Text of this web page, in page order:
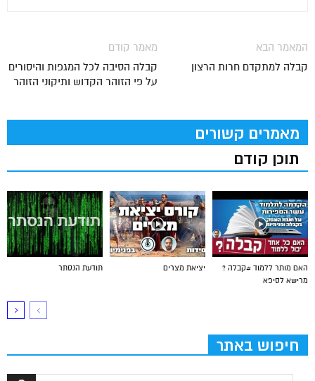
מאמר קודם
קבלה הסיבה לכל המגפות והיסורים
על פי הזוהר הקדוש ותיקוני הזוהר
המאמר הבא
קבלה למתקדם חרות הרצון
מאמרים קשורים
תוכן קודם
תודעת הנסתר יציאת מצרים
האם מותר ללמוד #קבלה ?
מרישא לסיפא
חיפוש באתר